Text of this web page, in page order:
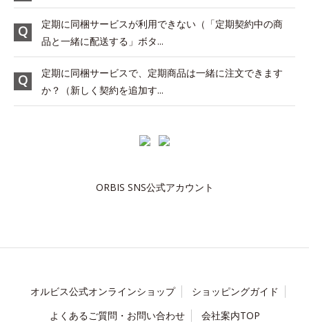
定期に同梱サービスが利用できない（「定期契約中の商
品と一緒に配送する」ボタ...
定期に同梱サービスで、定期商品は一緒に注文できます
か？（新しく契約を追加す...
ORBIS SNS公式アカウント
オルビス公式オンラインショップ
ショッピングガイド
よくあるご質問・お問い合わせ
会社案内TOP